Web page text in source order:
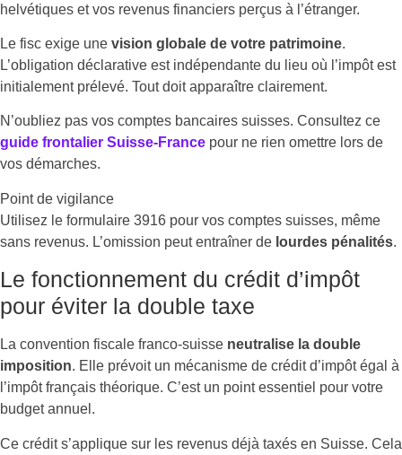
helvétiques et vos revenus financiers perçus à l’étranger.
Le fisc exige une vision globale de votre patrimoine.
L’obligation déclarative est indépendante du lieu où l’impôt est
initialement prélevé. Tout doit apparaître clairement.
N’oubliez pas vos comptes bancaires suisses. Consultez ce
guide frontalier Suisse-France pour ne rien omettre lors de
vos démarches.
Point de vigilance
Utilisez le formulaire 3916 pour vos comptes suisses, même
sans revenus. L’omission peut entraîner de lourdes pénalités.
Le fonctionnement du crédit d’impôt
pour éviter la double taxe
La convention fiscale franco-suisse neutralise la double
imposition. Elle prévoit un mécanisme de crédit d’impôt égal à
l’impôt français théorique. C’est un point essentiel pour votre
budget annuel.
Ce crédit s’applique sur les revenus déjà taxés en Suisse. Cela